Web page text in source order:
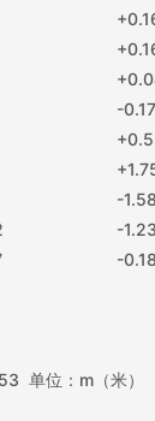
-0.17
-1.58
-1.23
-0.18
单位：m（米）